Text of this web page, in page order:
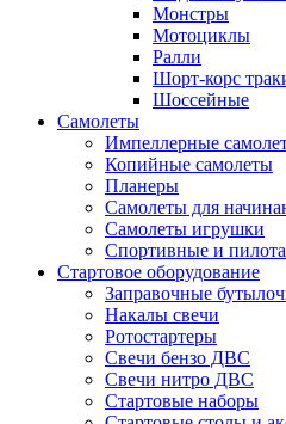
Монстры
Мотоциклы
Ралли
Шорт-корс
Шоссейные
Самолеты
Импеллерные
Копийные самолеты
Планеры
Самолеты для
Самолеты игрушки
Спортивные и
Стартовое оборудование
Заправочные
Накалы свечи
Ротостартеры
Свечи бензо ДВС
Свечи нитро ДВС
Стартовые наборы